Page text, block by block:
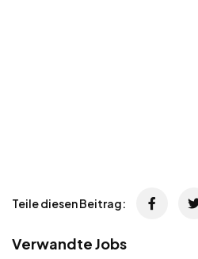
Teile diesen Beitrag:
Verwandte Jobs